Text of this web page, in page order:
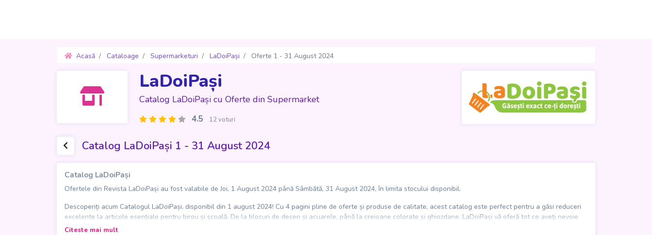
Acasă Cataloage Supermarketuri LaDoiPași Oferte 1 - 31 August 2024
LaDoiPași
Catalog LaDoiPași cu Oferte din Supermarket
4.5 12 voturi
Catalog LaDoiPași 1 - 31 August 2024
Catalog LaDoiPași
Ofertele din Revista LaDoiPași au fost valabile de Joi, 1 August 2024 până Sâmbătă, 31 August 2024, în limita stocului disponibil.
Descoperiți acum Catalogul LaDoiPași, disponibil din 1 august 2024! Cu 4 pagini pline de oferte și produse de calitate, acest catalog este perfect pentru a găsi reduceri
excelente la articole esențiale pentru birou și școală. De la blocuri de desen și acuarele, până la creioane colorate și ghiozdane, LaDoiPași vă oferă tot ce aveți nevoie
pentru un început de sezon reușit.
Citeste mai mult